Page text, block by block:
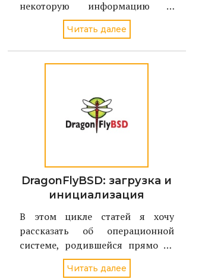
некоторую информацию в
секрете и кто пока не решил как
это сделать....Читать далее
DragonFlyBSD: загрузка и
инициализация
В этом цикле статей я хочу
рассказать об операционной
системе, родившейся прямо на
наших глазах - летом 2004 года.
Имя ей - DragonFlyBSD, и являет
Читать далее